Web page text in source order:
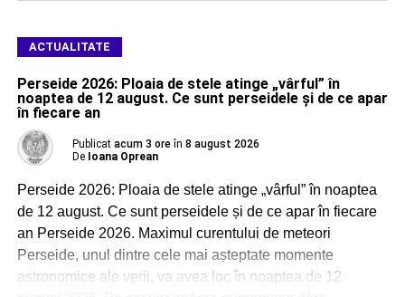
ACTUALITATE
Perseide 2026: Ploaia de stele atinge „vârful” în
noaptea de 12 august. Ce sunt perseidele și de ce apar
în fiecare an
Publicat acum 3 ore în 8 august 2026
De Ioana Oprean
Perseide 2026: Ploaia de stele atinge „vârful” în noaptea
de 12 august. Ce sunt perseidele și de ce apar în fiecare
an Perseide 2026. Maximul curentului de meteori
Perseide, unul dintre cele mai așteptate momente
astronomice ale verii, va avea loc în noaptea de 12